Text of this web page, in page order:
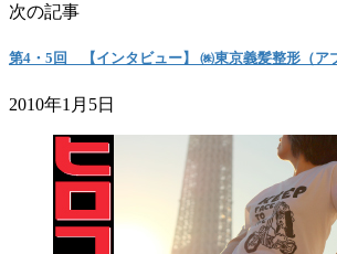
次の記事
第4・5回 【インタビュー】 ㈱東京義髪整形（ア
2010年1月5日